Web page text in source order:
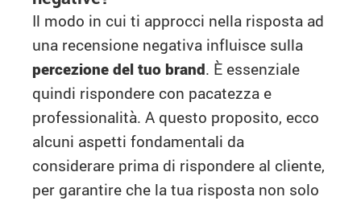
Il modo in cui ti approcci nella risposta ad
una recensione negativa influisce sulla
percezione del tuo brand. È essenziale
quindi rispondere con pacatezza e
professionalità. A questo proposito, ecco
alcuni aspetti fondamentali da
considerare prima di rispondere al cliente,
per garantire che la tua risposta non solo